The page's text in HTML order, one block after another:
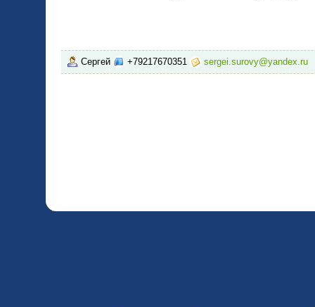
Сергей +79217670351 sergei.surovy@yandex.ru